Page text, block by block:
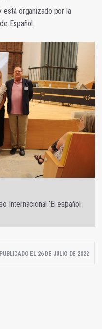
está organizado por la
Español.
Internacional ‘El español
PUBLICADO EL 26 DE JULIO DE 2022